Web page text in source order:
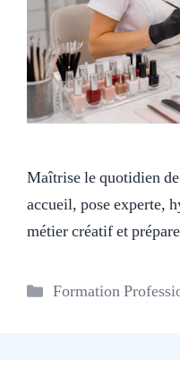
Maîtrise le quotidien
accueil, pose experte,
métier créatif et
Catégories
Formation